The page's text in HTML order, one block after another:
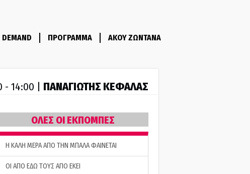
DEMAND ΠΡΟΓΡΑΜΜΑ ΑΚΟΥ ΖΩΝΤΑΝΑ
- 14:00 | ΠΑΝΑΓΙΩΤΗΣ ΚΕΦΑΛΑΣ
ΟΛΕΣ ΟΙ ΕΚΠΟΜΠΕΣ
H ΚΑΛΗ ΜΕΡΑ ΑΠΟ ΤΗΝ ΜΠΑΛΑ ΦΑΙΝΕΤΑΙ
ΟΙ ΑΠΟ ΕΔΩ ΤΟΥΣ ΑΠΟ ΕΚΕΙ